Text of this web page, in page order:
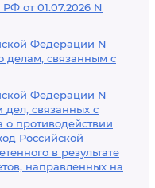
от 01.07.2026 N
Федерации N
делам, связанным с
Федерации N
дел, связанных с
о противодействии
Российской
в результате
направленных на